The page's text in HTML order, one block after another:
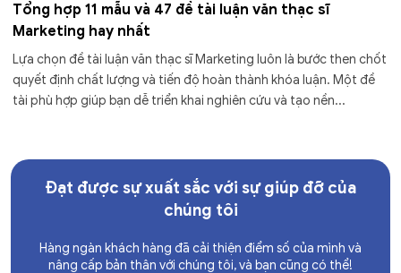
Tổng hợp 11 mẫu và 47 đề tài luận văn thạc sĩ
Marketing hay nhất
Lựa chọn đề tài luận văn thạc sĩ Marketing luôn là bước then chốt
quyết định chất lượng và tiến độ hoàn thành khóa luận. Một đề
tài phù hợp giúp bạn dễ triển khai nghiên cứu và tạo nền...
Đạt được sự xuất sắc với sự giúp đỡ của
chúng tôi
Hàng ngàn khách hàng đã cải thiện điểm số của mình và
nâng cấp bản thân với chúng tôi, và bạn cũng có thể!